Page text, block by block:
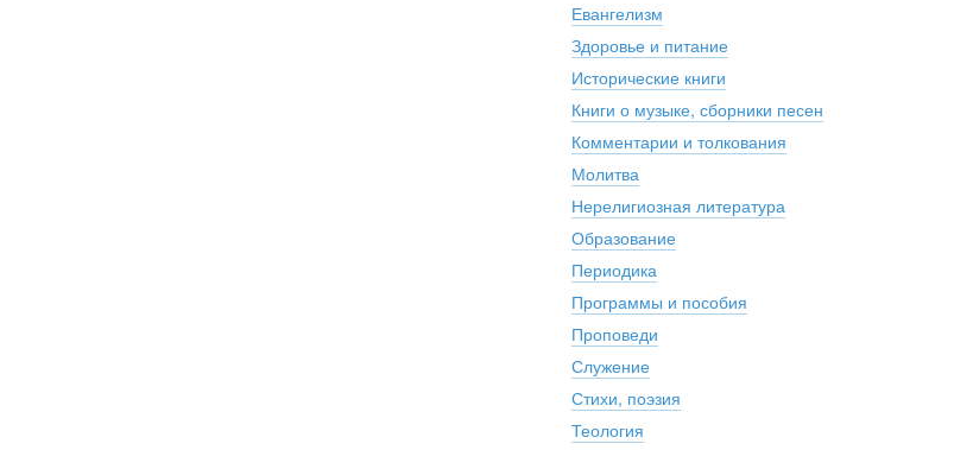
Евангелизм
Здоровье и питание
Исторические книги
Книги о музыке, сборники песен
Комментарии и толкования
Молитва
Нерелигиозная литература
Образование
Периодика
Программы и пособия
Проповеди
Служение
Стихи, поэзия
Теология